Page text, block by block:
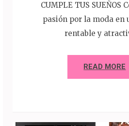
CUMPLE TUS SUEÑOS
pasión por la moda en
rentable y
READ MORE